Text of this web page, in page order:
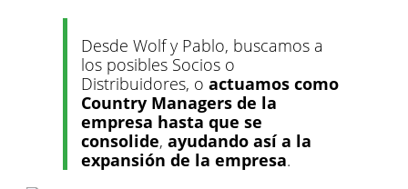
Desde Wolf y Pablo, buscamos a
los posibles Socios o
Distribuidores, o actuamos como
Country Managers de la
empresa hasta que se
consolide, ayudando así a la
expansión de la empresa.